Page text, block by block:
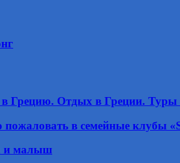
Грецию. Отдых в Греции.
пожаловать в семейные клубы
и малыш